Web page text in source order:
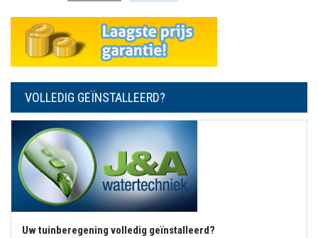
VOLLEDIG GEÏNSTALLEERD?
Uw tuinberegening volledig geïnstalleerd?